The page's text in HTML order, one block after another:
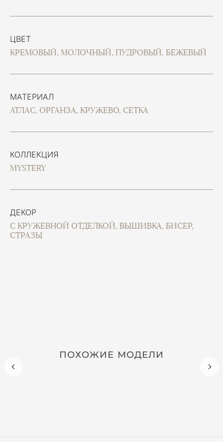
ЦВЕТ
КРЕМОВЫЙ, МОЛОЧНЫЙ, ПУДРОВЫЙ, БЕЖЕВЫЙ
МАТЕРИАЛ
АТЛАС, ОРГАНЗА, КРУЖЕВО, СЕТКА
КОЛЛЕКЦИЯ
MYSTERY
ДЕКОР
С КРУЖЕВНОЙ ОТДЕЛКОЙ, ВЫШИВКА, БИСЕР,
СТРАЗЫ
ПОХОЖИЕ МОДЕЛИ